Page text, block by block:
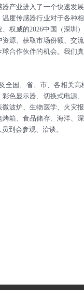
产业进入了一个快速发
度传感器行业对于各种
权威的2026中国（深圳
源、获取市场份额、交
合作伙伴的机会。我们
全国、省、市、各相关
色显示器、切换式电源
波炉、生物医学、火灾
箱、食品储存、海洋、
到会参观、洽谈。